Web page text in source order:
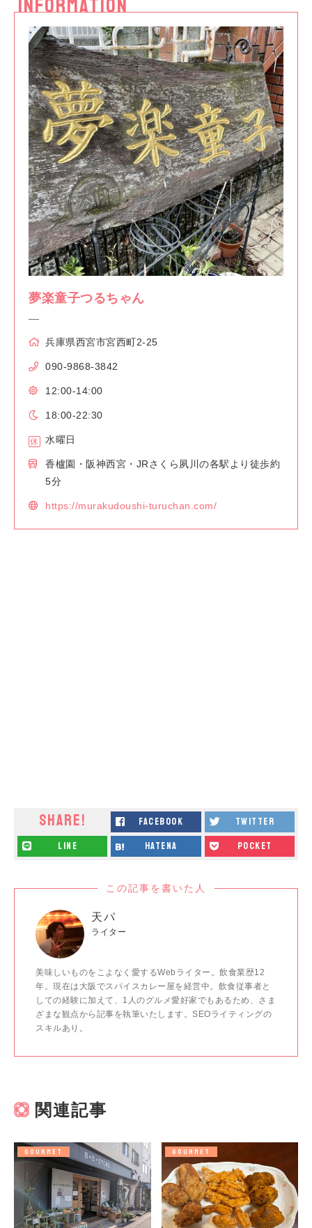
INFORMATION
夢楽童子つるちゃん
兵庫県西宮市宮西町2-25
090-9868-3842
12:00-14:00
18:00-22:30
水曜日
香櫨園・阪神西宮・JRさくら夙川の各駅より徒歩約
5分
https://murakudoushi-turuchan.com/
SHARE! facebook twitter
line hatena pocket
この記事を書いた人
天パ
ライター
美味しいものをこよなく愛するWebライター。飲食業歴12
年。現在は大阪でスパイスカレー屋を経営中。飲食従事者と
しての経験に加えて、1人のグルメ愛好家でもあるため、さま
ざまな観点から記事を執筆いたします。SEOライティングの
スキルあり。
関連記事
GOURMET GOURMET